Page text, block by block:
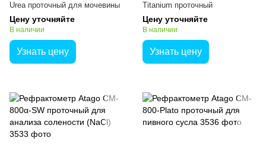
Urea проточный для мочевины
Цену уточняйте
В наличии
Узнать цену
Titanium проточный
Цену уточняйте
В наличии
Узнать цену